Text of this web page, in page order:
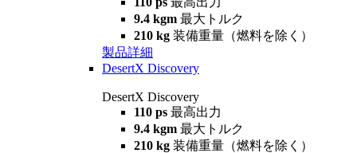
9.4 kgm 最大トルク
210 kg 装備重量（燃料を除く）
製品詳細
DesertX Discovery
DesertX Discovery
110 ps 最高出力
9.4 kgm 最大トルク
210 kg 装備重量（燃料を除く）